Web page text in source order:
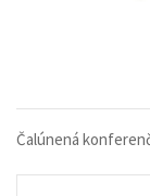
Čalúnená